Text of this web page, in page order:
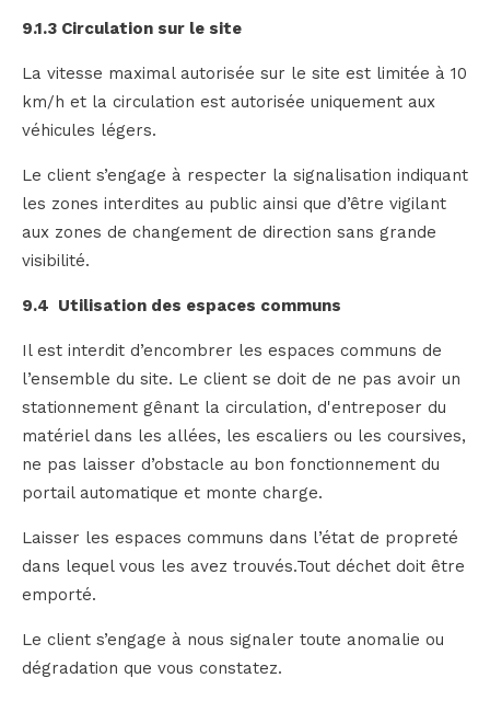
9.1.3 Circulation sur le site
La vitesse maximal autorisée sur le site est limitée à 10
km/h et la circulation est autorisée uniquement aux
véhicules légers.
Le client s’engage à respecter la signalisation indiquant
les zones interdites au public ainsi que d’être vigilant
aux zones de changement de direction sans grande
visibilité.
9.4 Utilisation des espaces communs
Il est interdit d’encombrer les espaces communs de
l’ensemble du site. Le client se doit de ne pas avoir un
stationnement gênant la circulation, d'entreposer du
matériel dans les allées, les escaliers ou les coursives,
ne pas laisser d’obstacle au bon fonctionnement du
portail automatique et monte charge.
Laisser les espaces communs dans l’état de propreté
dans lequel vous les avez trouvés.Tout déchet doit être
emporté.
Le client s’engage à nous signaler toute anomalie ou
dégradation que vous constatez.